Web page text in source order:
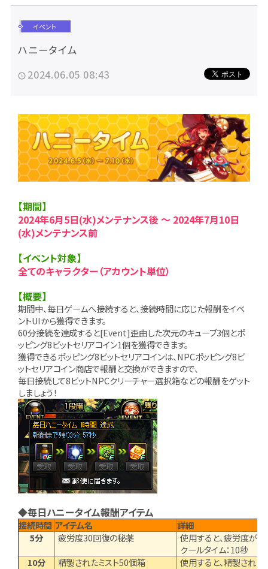
イベント
ハニータイム
2024.06.05 08:43
【期間】
2024年6月5日(水)メンテナンス後 ～ 2024年7月10日
(水)メンテナンス前
【イベント対象】
全てのキャラクター（アカウント単位）
【概要】
期間中、毎日ゲームへ接続すると、接続時間に応じた報酬をイベ
ントUIから獲得できます。
60分接続を達成すると[Event]歪曲した次元のキューブ3個とポ
ッピング8ビットセリアコイン1個を獲得できます。
獲得できるポッピング8ビットセリアコインは、NPCポッピング8ビ
ットセリアコイン商店で報酬と交換ができますので、
毎日接続して8ビットNPCクリーチャー選択箱などの報酬をゲット
しましょう！
◆毎日ハニータイム報酬アイテム
接続時間 アイテム名
詳細
5分
疲労度30回復の秘薬
使用すると、疲労度が30
クールタイム：10秒 1
10分
精製されたミスト50個箱
使用すると、精製された